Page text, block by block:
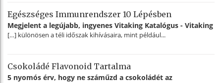
Egészséges Immunrendszer 10 Lépésben
Megjelent a legújabb, ingyenes Vitaking Katalógus - Vitaking
[…] különösen a téli időszak kihívásaira, mint például...
Csokoládé Flavonoid Tartalma
5 nyomós érv, hogy ne száműzd a csokoládét az